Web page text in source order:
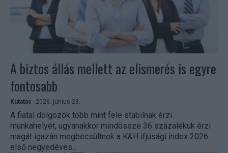
A biztos állás mellett az elismerés is egyre
fontosabb
Kutatás 2026. június 23.
A fiatal dolgozók több mint fele stabilnak érzi
munkahelyét, ugyanakkor mindössze 36 százalékuk érzi
magát igazán megbecsültnek a K&H ifjúsági index 2026
első negyedéves...